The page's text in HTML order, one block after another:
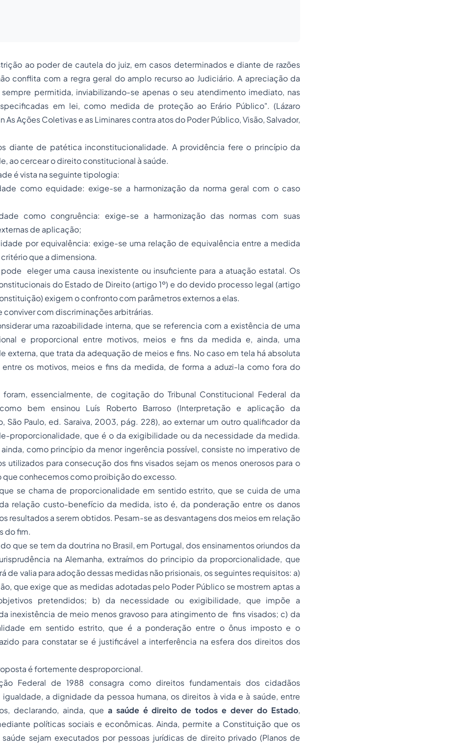
ao poder de cautela do juiz, em casos determinados e diante de razões
conflita com a regra geral do amplo recurso ao Judiciário. A apreciação da
permitida, inviabilizando-se apenas o seu atendimento imediato, nas
em lei, como medida de proteção ao Erário Público". (Lázaro
As Ações Coletivas e as Liminares contra atos do Poder Público, Visão, Salvador,
diante de patética inconstitucionalidade. A providência fere o princípio da
ao cercear odireito constitucional à saúde.
é vista na seguinte tipologia:
como equidade: exige-se a harmonização da norma geral com o caso
como congruência: exige-se a harmonização das normas com suas
de aplicação;
por equivalência: exige-se uma relação de equivalência entre a medida
que a dimensiona.
pode eleger uma causa inexistente ou insuficiente para a atuação estatal. Os
do Estado de Direito (artigo 1º) e do devido processo legal (artigo
exigem o confronto com parâmetros externos a elas.
conviver com discriminações arbitrárias.
uma razoabilidade interna, que se referencia com a existência de uma
e proporcional entre motivos, meios e fins da medida e, ainda, uma
externa, que trata da adequação de meios e fins. No caso em tela há absoluta
entre os motivos, meios e fins da medida, de forma a aduzi-la como fora do
foram, essencialmente, de cogitação do Tribunal Constitucional Federal da
bem ensinou Luís Roberto Barroso (Interpretação e aplicação da
São Paulo, ed. Saraiva, 2003, pág. 228), ao externar um outro qualificador da
proporcionalidade, que é o da exigibilidade ou da necessidade da medida.
como princípio da menor ingerência possível, consiste no imperativo de
utilizados para consecução dos fins visados sejam os menos onerosos para o
que conhecemos como proibição do excesso.
se chama de proporcionalidade em sentido estrito, que se cuida de uma
relação custo-benefício da medida, isto é, da ponderação entre os danos
resultados a serem obtidos. Pesam-se as desvantagens dos meios em relação
do fim.
que se tem da doutrina no Brasil, em Portugal, dos ensinamentos oriundos da
na Alemanha, extraímos do principio da proporcionalidade, que
de valia para adoçãodessas medidas não prisionais, os seguintes requisitos: a)
que exige que as medidas adotadas pelo Poder Público se mostrem aptas a
pretendidos; b) da necessidade ou exigibilidade, que impõe a
inexistência de meio menos gravoso para atingimento de fins visados; c) da
em sentido estrito, que é a ponderação entre o ônus imposto e o
para constatar se é justificável a interferência na esfera dos direitos dos
é fortemente desproporcional.
Federal de 1988 consagra como direitos fundamentais dos cidadãos
igualdade, a dignidade da pessoa humana, os direitos à vida e à saúde, entre
declarando, ainda, que a saúde é direito de todos e dever do Estado,
políticas sociais e econômicas. Ainda, permite a Constituição que os
sejam executados por pessoas jurídicas de direito privado (Planos de